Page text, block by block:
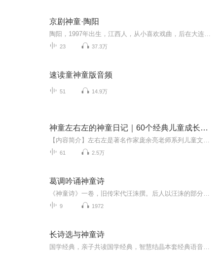
京剧神童·陶阳
23 37.3万
速读童神童版音频
51 14.9万
神童左右左的神童日记｜60个经典儿童成长故事
61 2.5万
葛调吟诵神童诗
9 1972
长诗选与神童诗